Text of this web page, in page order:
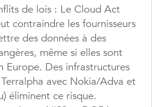
de lois : Le Cloud Act
contraindre les fournisseurs
des données à des
même si elles sont
Europe. Des infrastructures
avec Nokia/Adva et
éliminent ce risque.